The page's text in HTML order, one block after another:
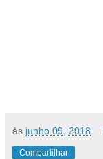
às junho 09, 2018
Compartilhar